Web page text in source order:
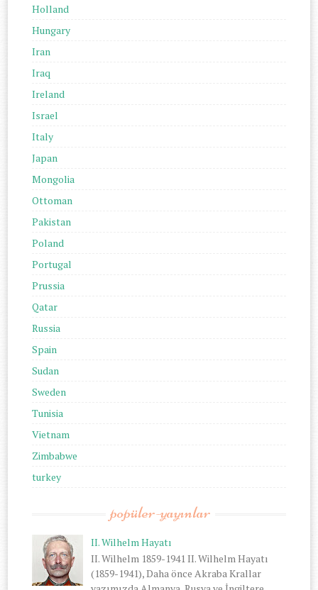
Holland
Hungary
Iran
Iraq
Ireland
Israel
Italy
Japan
Mongolia
Ottoman
Pakistan
Poland
Portugal
Prussia
Qatar
Russia
Spain
Sudan
Sweden
Tunisia
Vietnam
Zimbabwe
turkey
popüler-yayınlar
II. Wilhelm Hayatı
II. Wilhelm 1859-1941 II. Wilhelm Hayatı
(1859-1941), Daha önce Akraba Krallar